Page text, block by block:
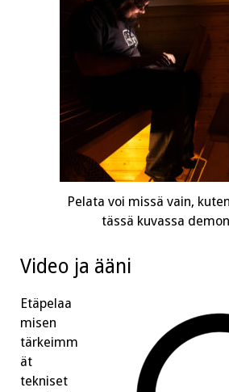
Pelata voi missä vain,
tässä kuvassa
Video ja ääni
Etäpelaa
misen
tärkeimm
ät
tekniset